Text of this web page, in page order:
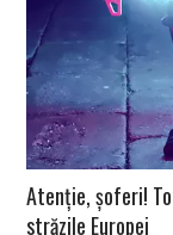
Atenție, șoferi!
străzile Europei